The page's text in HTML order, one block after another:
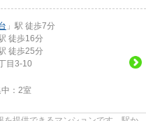
」駅 徒歩7分
徒歩16分
徒歩25分
目3-10
： 2室